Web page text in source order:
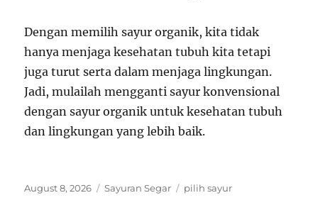
Dengan memilih sayur organik, kita tidak
hanya menjaga kesehatan tubuh kita tetapi
juga turut serta dalam menjaga lingkungan.
Jadi, mulailah mengganti sayur konvensional
dengan sayur organik untuk kesehatan tubuh
dan lingkungan yang lebih baik.
Posted
August 8, 2026 Categories
Sayuran Segar Tags
pilih sayur